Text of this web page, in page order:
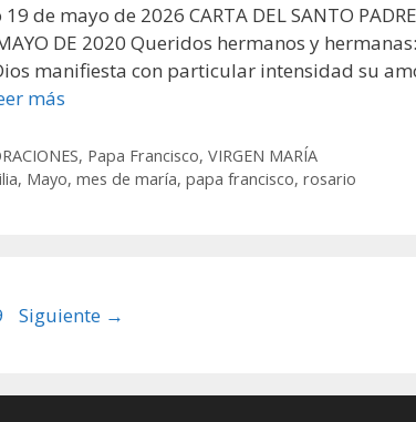
de mayo de 2026 CARTA DEL SANTO PADRE
DE 2020 Queridos hermanos y
manifiesta con particular intensidad su
más
, Papa Francisco,VIRGEN MARÍA
, Mayo,mes de maría,papa francisco,rosario
Siguiente →